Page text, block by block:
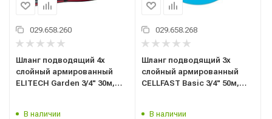
029.658.260
Шланг подводящий 4х
слойный армированный
ELITECH Garden 3/4" 30м,
В наличии
029.658.268
Шланг подводящий 3х
слойный армированный
CELLFAST Basic 3/4" 50м,
В наличии